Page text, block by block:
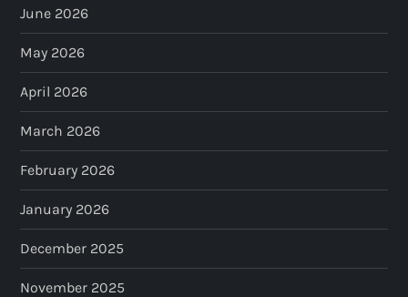
a
g
i
n
a
t
i
June 2026
May 2026
April 2026
March 2026
February 2026
January 2026
December 2025
November 2025